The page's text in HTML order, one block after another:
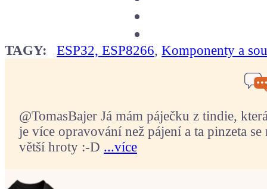
TAGY: ESP32, ESP8266,Komponenty a
@TomasBajer Já mám páječku z tindie,
je více opravování než pájení a ta pinzeta
větší hroty :-D ...více